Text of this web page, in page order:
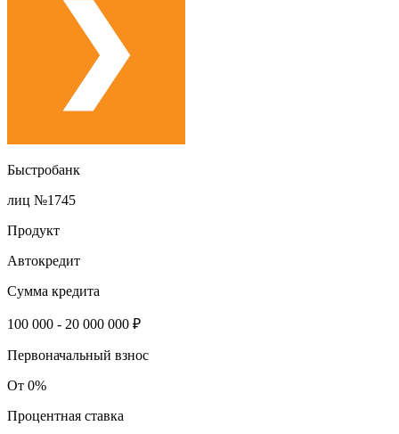
Быстробанк
лиц №1745
Продукт
Автокредит
Сумма кредита
100 000 - 20 000 000 ₽
Первоначальный взнос
От 0%
Процентная ставка